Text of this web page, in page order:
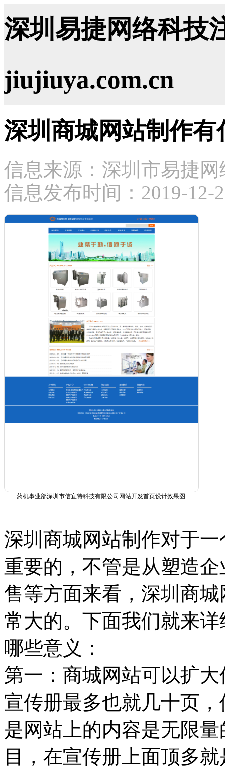
深圳易捷网络科技
jiujiuya.com.cn
深圳商城网站制作有
信息来源：深圳市易捷
信息发布时间：2019-12-
药机事业部深圳市信宜特科技有限公司网站开发首页设计效果图
深圳商城网站制作对于
重要的，不管是从塑造
售等方面来看，深圳商
常大的。下面我们就来
哪些意义：
第一：商城网站可以扩大
宣传册最多也就几十页，
是网站上的内容是无限
目，在宣传册上面顶多